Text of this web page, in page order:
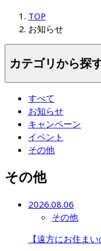
TOP
お知らせ
カテゴリから探
すべて
お知らせ
キャンペーン
イベント
その他
その他
2026.08.06
その他
【遠方にお住ま